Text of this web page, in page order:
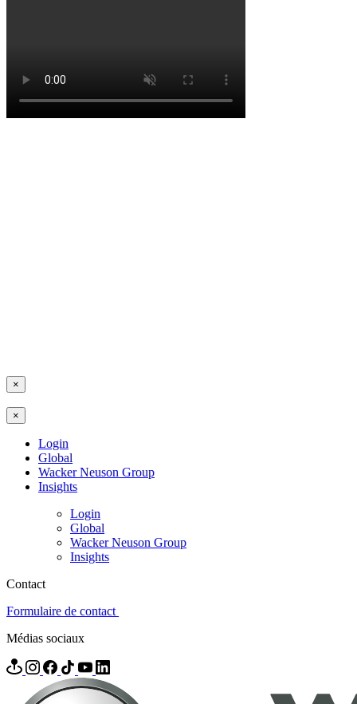
×
×
Login
Global
Wacker Neuson Group
Insights
Login
Global
Wacker Neuson Group
Insights
Contact
Formulaire de contact
Médias sociaux